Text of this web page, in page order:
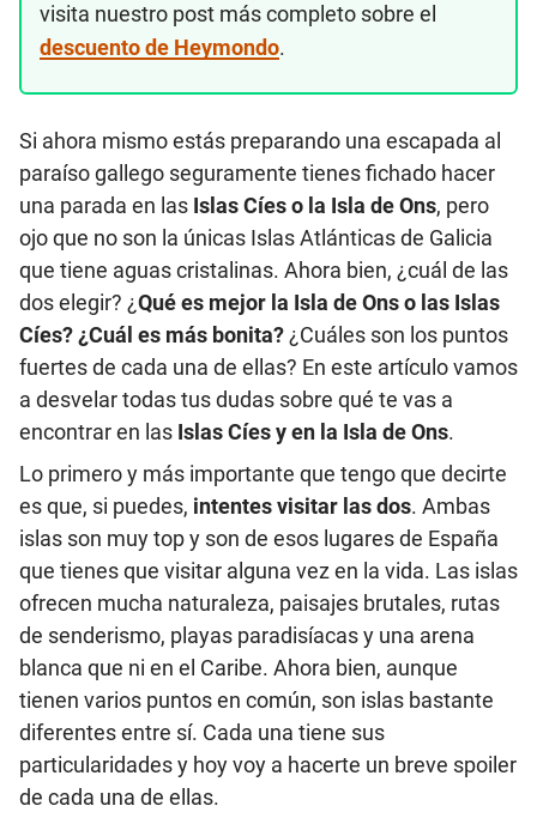
visita nuestro post más completo sobre el
descuento de Heymondo.
Si ahora mismo estás preparando una escapada al
paraíso gallego seguramente tienes fichado hacer
una parada en las Islas Cíes o la Isla de Ons, pero
ojo que no son la únicas Islas Atlánticas de Galicia
que tiene aguas cristalinas. Ahora bien, ¿cuál de las
dos elegir? ¿Quées mejor la Isla de Ons o las Islas
Cíes? ¿Cuál es más bonita?¿Cuáles son los puntos
fuertes de cada una de ellas? En este artículo vamos
a desvelar todas tus dudas sobre qué te vas a
encontrar en las Islas Cíes y en la Isla de Ons.
Lo primero y más importante que tengo que decirte
es que, si puedes, intentes visitar las dos. Ambas
islas son muy top y son de esos lugares de España
que tienes que visitar alguna vez en la vida. Las islas
ofrecen mucha naturaleza, paisajes brutales, rutas
de senderismo, playas paradisíacas y una arena
blanca que ni en el Caribe. Ahora bien, aunque
tienen varios puntos en común, son islas bastante
diferentes entre sí. Cada una tiene sus
particularidades y hoy voy a hacerte un breve spoiler
de cada una de ellas.